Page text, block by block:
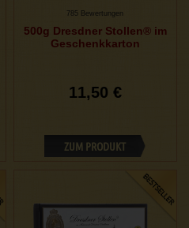
785 Bewertungen
500g Dresdner Stollen® im
Geschenkkarton
11,50 €
ZUM PRODUKT